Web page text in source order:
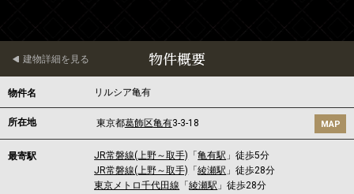
物件概要
建物詳細を見る
物件名 リルシア亀有
所在地 東京都葛飾区亀有3-3-18 MAP
最寄駅 JR常磐線(上野～取手) 「亀有駅 」徒歩5分
JR常磐線(上野～取手) 「綾瀬駅 」徒歩28分
東京メトロ千代田線 「綾瀬駅 」徒歩28分